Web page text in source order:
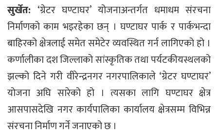
सुर्खेत: ‘ग्रेटर घण्टाघर’ योजनाअन्तर्गत धमाधम संरचना
निर्माणको काम भइरहेका छन् । घण्टाघर पार्क र पार्कभन्दा
बाहिरको क्षेत्रलाई समेत समेटेर व्यवस्थित गर्न लागिएको हो ।
कर्णालीका दश जिल्लाको सांस्कृतिक तथा पर्यटकीयस्थलको
झल्को दिने गरी वीरेन्द्रनगर नगरपालिकाले ‘ग्रेटर घण्टाघर’
योजना अघि सारेको हो । त्यसका लागि घण्टाघर क्षेत्र
आसपासदेखि नगर कार्यपालिका कार्यालय क्षेत्रसम्म विभिन्न
संरचना निर्माण गर्ने जनाएको छ ।